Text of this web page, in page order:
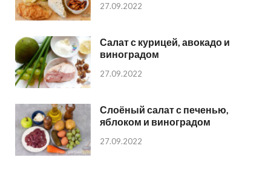
27.09.2022
Салат с курицей, авокадо и
виноградом
27.09.2022
Слоёный салат с печенью,
яблоком и виноградом
27.09.2022